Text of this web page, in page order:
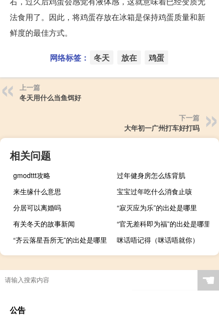
法食用了。因此，将鸡蛋存放在冰箱是保持鸡蛋质量和新
鲜度的最佳方式。
网络标签： 冬天 放在 鸡蛋
上一篇
冬天用什么当鱼饵好
下一篇
大年初一广州打车好打吗
相关问题
gmodttt攻略
过年健身房怎么练背肌
来生缘什么意思
宝宝过年吃什么消食止咳
分居可以离婚吗
“寂灭应为乐”的出处是哪里
有关冬天的故事新闻
“官无差科即为福”的出处是哪里
“齐云落星吾所无”的出处是哪里
咪话唔记得（咪话唔就你）
☚
公告